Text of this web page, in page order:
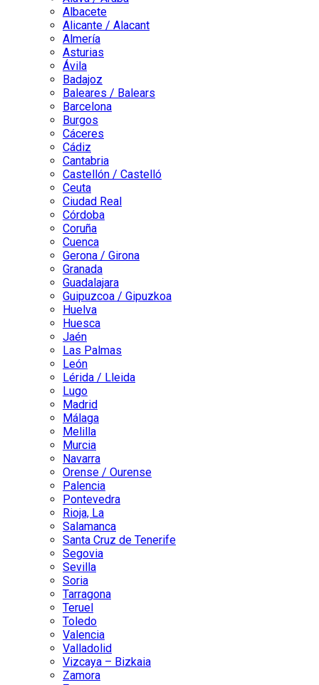
Albacete
Alicante / Alacant
Almería
Asturias
Ávila
Badajoz
Baleares / Balears
Barcelona
Burgos
Cáceres
Cádiz
Cantabria
Castellón / Castelló
Ceuta
Ciudad Real
Córdoba
Coruña
Cuenca
Gerona / Girona
Granada
Guadalajara
Guipuzcoa / Gipuzkoa
Huelva
Huesca
Jaén
Las Palmas
León
Lérida / Lleida
Lugo
Madrid
Málaga
Melilla
Murcia
Navarra
Orense / Ourense
Palencia
Pontevedra
Rioja, La
Salamanca
Santa Cruz de Tenerife
Segovia
Sevilla
Soria
Tarragona
Teruel
Toledo
Valencia
Valladolid
Vizcaya – Bizkaia
Zamora